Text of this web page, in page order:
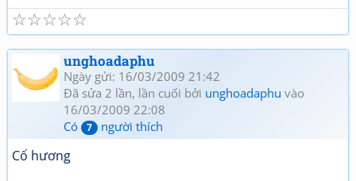
☆
☆
☆
☆
☆
unghoadaphu
Ngày gửi: 16/03/2009 21:42
Đã sửa 2 lần, lần cuối bởi unghoadaphu vào
16/03/2009 22:08
Có
7 người thích
Cố hương